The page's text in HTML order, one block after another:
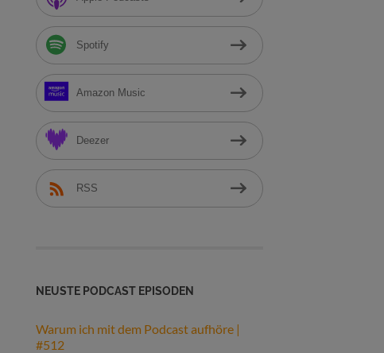
h
Spotify
Amazon Music
Deezer
RSS
NEUSTE PODCAST EPISODEN
Warum ich mit dem Podcast aufhöre |
#512